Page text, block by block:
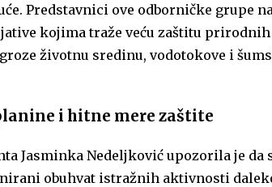
e
r
d
I
Predstavnici ove odborničke grupe
kojima traže veću zaštitu
životnu sredinu, vodotokove i
i hitne mere zaštite
Jasminka Nedeljković upozorila je da
obuhvat istražnih aktivnosti